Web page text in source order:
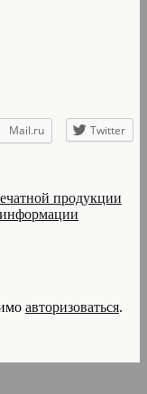
Mail.ru
Twitter
продукции
авторизоваться.